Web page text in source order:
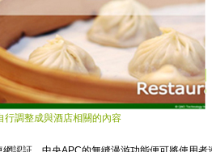
行調整成與酒店相關的內容